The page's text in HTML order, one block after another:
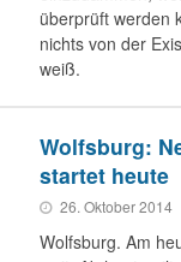
überprüft werden
nichts von der
weiß.
Wolfsburg:
startet heute
26. Oktober 2014
Wolfsburg. Am